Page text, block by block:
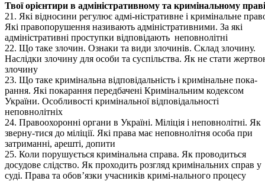
Твої орієнтири в адміністративному та кримінальному праві
21. Які відносини регулює адмі-ністративне і кримінальне
Які правопорушення називають адміністративними. За які
адміністративні проступки відповідають неповнолітні
22. Що таке злочин. Ознаки та види злочинів. Склад злочину.
Наслідки злочину для особи та суспільства. Як не стати
злочину
23. Що таке кримінальна відповідальність і кримінальне пока-
рання. Які покарання передбачені Кримінальним кодексом
України. Особливості кримінальної відповідальності
неповнолітніх
24. Правоохоронні органи в Україні. Міліція і неповнолітні. Як
зверну-тися до міліції. Які права має неповнолітня особа при
затриманні, арешті, допити
25. Коли порушується кримінальна справа. Як проводиться
досудове слідство. Як проходить розгляд кримінальних справ у
суді. Права та обов’язки учасників кримі-нального процесу